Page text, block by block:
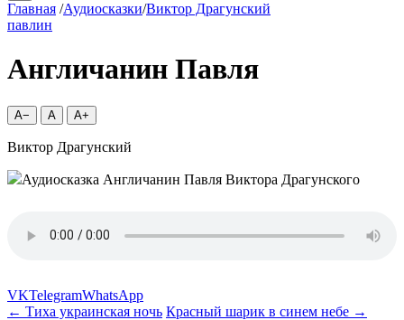
Главная /Аудиосказки/Виктор Драгунский
павлин
Англичанин Павля
A− A A+
Виктор Драгунский
VKTelegramWhatsApp
← Тиха украинская ночь Красный шарик в синем небе →